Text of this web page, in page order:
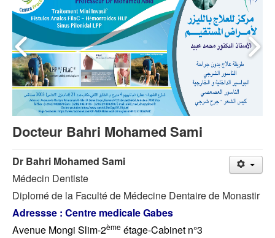
Docteur Bahri Mohamed Sami
Dr Bahri Mohamed Sami
Médecin Dentiste
Diplomé de la Faculté de Médecine Dentaire de Monastir
Adressse : Centre medicale Gabes
Avenue Mongi Slim-2ème étage-Cabinet n°3